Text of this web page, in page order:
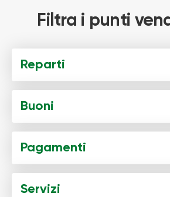
Filtra i punti
Reparti
Buoni
Pagamenti
Servizi